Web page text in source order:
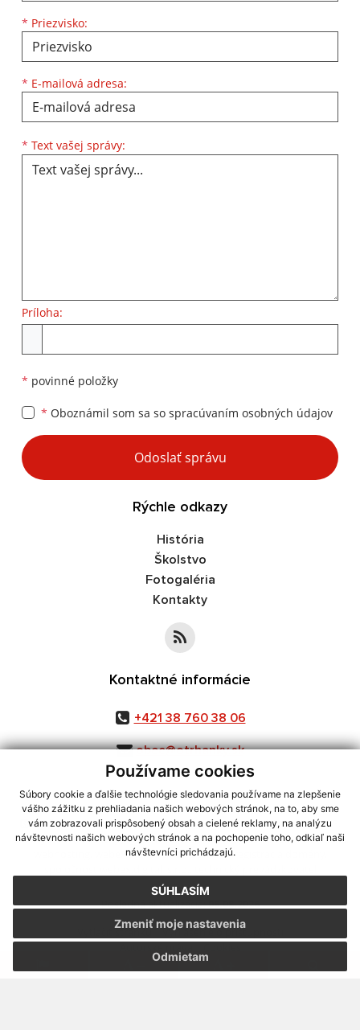
Používame cookies
Súbory cookie a ďalšie technológie sledovania používame na zlepšenie
vášho zážitku z prehliadania našich webových stránok, na to, aby sme
vám zobrazovali prispôsobený obsah a cielené reklamy, na analýzu
návštevnosti našich webových stránok a na pochopenie toho, odkiaľ naši
návštevníci prichádzajú.
SÚHLASÍM
Odmietam
Zmeniť moje nastavenia
* Priezvisko:
* E-mailová adresa:
* Text vašej správy:
Príloha:
* povinné položky
* Oboznámil som sa so spracúvaním osobných údajov
Google reCaptcha Response
Odoslať správu
Rýchle odkazy
História
Školstvo
Fotogaléria
Kontakty
Kontaktné informácie
+421 38 760 38 06
obec@otrhanky.sk
využite možnosť získavania aktuálnych informácií s využitím RSS
CMS systém (redakčný) systém ECHELON 2,Mapa stránok,web portál
webex.digital, s.r.o.,domény,registrácia domény
Posledná aktualizácia:05.08.2026
Vytlačiť stránku|Vyhlásenie o prístupnosti